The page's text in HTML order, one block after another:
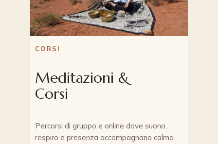
CORSI
Meditazioni &
Corsi
Percorsi di gruppo e online dove suono,
respiro e presenza accompagnano calma